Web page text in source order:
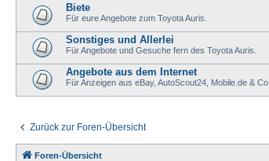
Biete
Für eure Angebote zum Toyota Auris.
Sonstiges und Allerlei
Für Angebote und Gesuche fern des Toyota Auris.
Angebote aus dem Internet
Für Anzeigen aus eBay, AutoScout24, Mobile.de & Co..
Zurück zur Foren-Übersicht
Foren-Übersicht